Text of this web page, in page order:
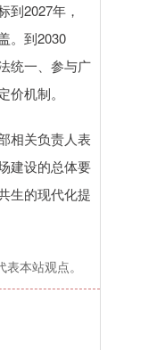
2027年，
。到2030
统一、参与广
机制。
相关负责人表
建设的总体要
生的现代化提
本站观点。